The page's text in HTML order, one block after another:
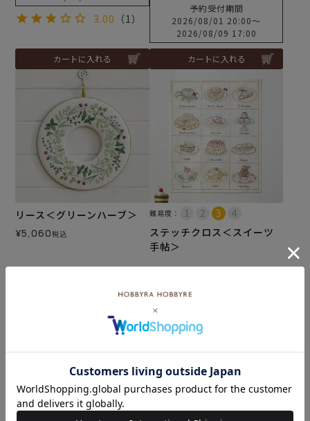
3.00 （1）
カートに入れる
予約受付期間
2026/08/01 20:00〜
2026/08/09 17:00
カートに入れる
リース＜グリーンハーブ＞
¥5,060税込
難易度：
ステッチクロス＜スイーツ
手帖＞
¥5,500
カートに入れる